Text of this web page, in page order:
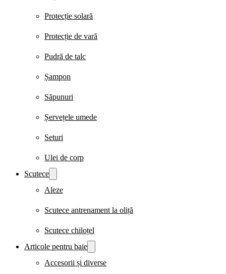
Protecție solară
Protecție de vară
Pudră de talc
Șampon
Săpunuri
Șervețele umede
Seturi
Ulei de corp
Scutece
Aleze
Scutece antrenament la oliță
Scutece chiloțel
Articole pentru baie
Accesorii și diverse